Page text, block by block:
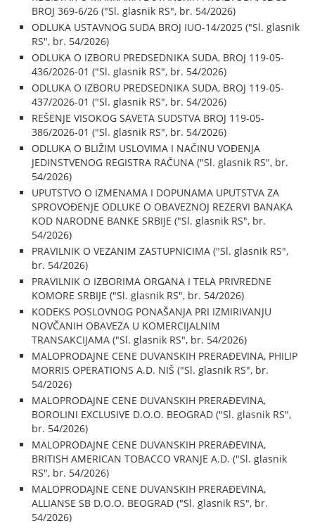
BROJ 369-6/26 ("Sl. glasnik RS", br. 54/2026)
ODLUKA USTAVNOG SUDA BROJ IUO-14/2025 ("Sl. glasnik
RS", br. 54/2026)
ODLUKA O IZBORU PREDSEDNIKA SUDA, BROJ 119-05-
436/2026-01 ("Sl. glasnik RS", br. 54/2026)
ODLUKA O IZBORU PREDSEDNIKA SUDA, BROJ 119-05-
437/2026-01 ("Sl. glasnik RS", br. 54/2026)
REŠENJE VISOKOG SAVETA SUDSTVA BROJ 119-05-
386/2026-01 ("Sl. glasnik RS", br. 54/2026)
ODLUKA O BLIŽIM USLOVIMA I NAČINU VOĐENJA
JEDINSTVENOG REGISTRA RAČUNA ("Sl. glasnik RS", br.
54/2026)
UPUTSTVO O IZMENAMA I DOPUNAMA UPUTSTVA ZA
SPROVOĐENJE ODLUKE O OBAVEZNOJ REZERVI BANAKA
KOD NARODNE BANKE SRBIJE ("Sl. glasnik RS", br.
54/2026)
PRAVILNIK O VEZANIM ZASTUPNICIMA ("Sl. glasnik RS",
br. 54/2026)
PRAVILNIK O IZBORIMA ORGANA I TELA PRIVREDNE
KOMORE SRBIJE ("Sl. glasnik RS", br. 54/2026)
KODEKS POSLOVNOG PONAŠANJA PRI IZMIRIVANJU
NOVČANIH OBAVEZA U KOMERCIJALNIM
TRANSAKCIJAMA ("Sl. glasnik RS", br. 54/2026)
MALOPRODAJNE CENE DUVANSKIH PRERAĐEVINA, PHILIP
MORRIS OPERATIONS A.D. NIŠ ("Sl. glasnik RS", br.
54/2026)
MALOPRODAJNE CENE DUVANSKIH PRERAĐEVINA,
BOROLINI EXCLUSIVE D.O.O. BEOGRAD ("Sl. glasnik RS",
br. 54/2026)
MALOPRODAJNE CENE DUVANSKIH PRERAĐEVINA,
BRITISH AMERICAN TOBACCO VRANJE A.D. ("Sl. glasnik
RS", br. 54/2026)
MALOPRODAJNE CENE DUVANSKIH PRERAĐEVINA,
ALLIANSE SB D.O.O. BEOGRAD ("Sl. glasnik RS", br.
54/2026)